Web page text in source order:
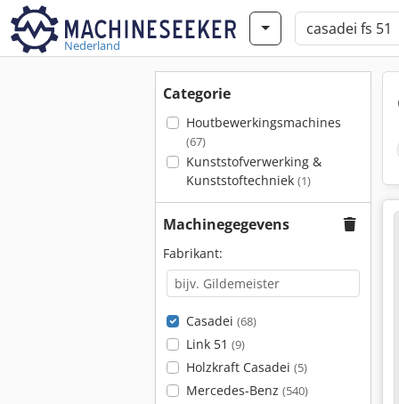
Nederland
Categorie
Houtbewerkingsmachines
(67)
Kunststofverwerking &
Kunststoftechniek (1)
Machinegegevens
Fabrikant:
Casadei (68)
Link 51 (9)
Holzkraft Casadei (5)
Mercedes-Benz (540)